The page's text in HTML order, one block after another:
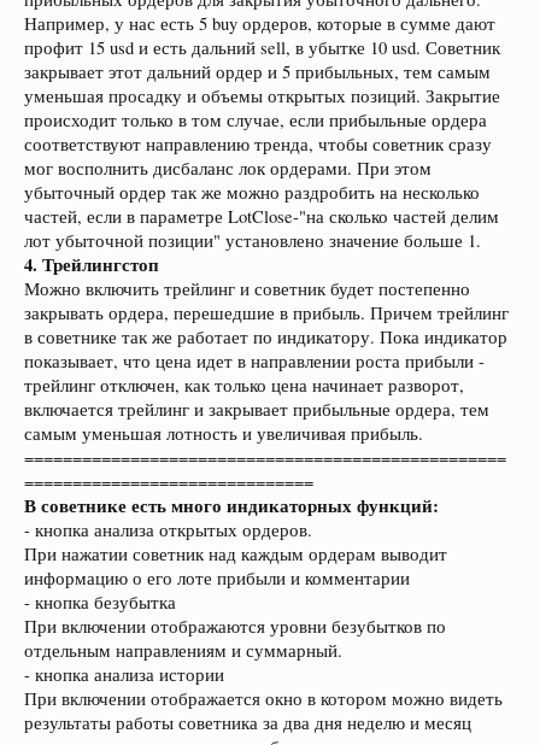
Например, у нас есть 5 buy ордеров, которые в сумме дают
профит 15 usd и есть дальний sell, в убытке 10 usd. Советник
закрывает этот дальний ордер и 5 прибыльных, тем самым
уменьшая просадку и объемы открытых позиций. Закрытие
происходит только в том случае, если прибыльные ордера
соответствуют направлению тренда, чтобы советник сразу
мог восполнить дисбаланс лок ордерами. При этом
убыточный ордер так же можно раздробить на несколько
частей, если в параметре LotClose-"на сколько частей делим
лот убыточной позиции" установлено значение больше 1.
4. Трейлингстоп
Можно включить трейлинг и советник будет постепенно
закрывать ордера, перешедшие в прибыль. Причем трейлинг
в советнике так же работает по индикатору. Пока индикатор
показывает, что цена идет в направлении роста прибыли -
трейлинг отключен, как только цена начинает разворот,
включается трейлинг и закрывает прибыльные ордера, тем
самым уменьшая лотность и увеличивая прибыль.
==================================================
==============================
В советнике есть много индикаторных функций:
- кнопка анализа открытых ордеров.
При нажатии советник над каждым ордерам выводит
информацию о его лоте прибыли и комментарии
- кнопка безубытка
При включении отображаются уровни безубытков по
отдельным направлениям и суммарный.
- кнопка анализа истории
При включении отображается окно в котором можно видеть
результаты работы советника за два дня неделю и месяц